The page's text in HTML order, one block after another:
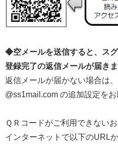
◆空メールを送信すると、ス
登録完了の返信メールが届きま
返信メールが届かない場合は
@ss1mail.com の追加設定をお
ＱＲコードがご利用できない
インターネットで以下のURL